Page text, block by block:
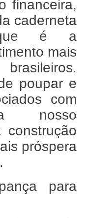
financeira,
caderneta
que é a
mais
poupar e
com
nosso
construção
próspera
para